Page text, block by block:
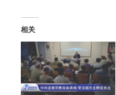
相关